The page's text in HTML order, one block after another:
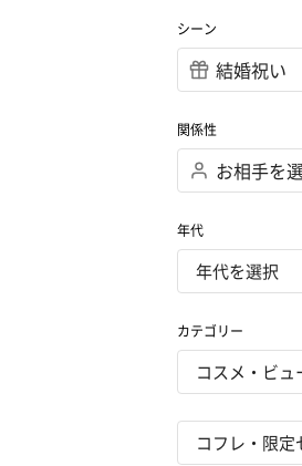
シーン
関係性
年代
カテゴリー